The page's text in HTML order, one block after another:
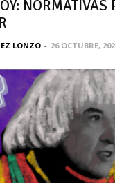
NORMATIVAS
LONZO - 26 OCTUBRE,